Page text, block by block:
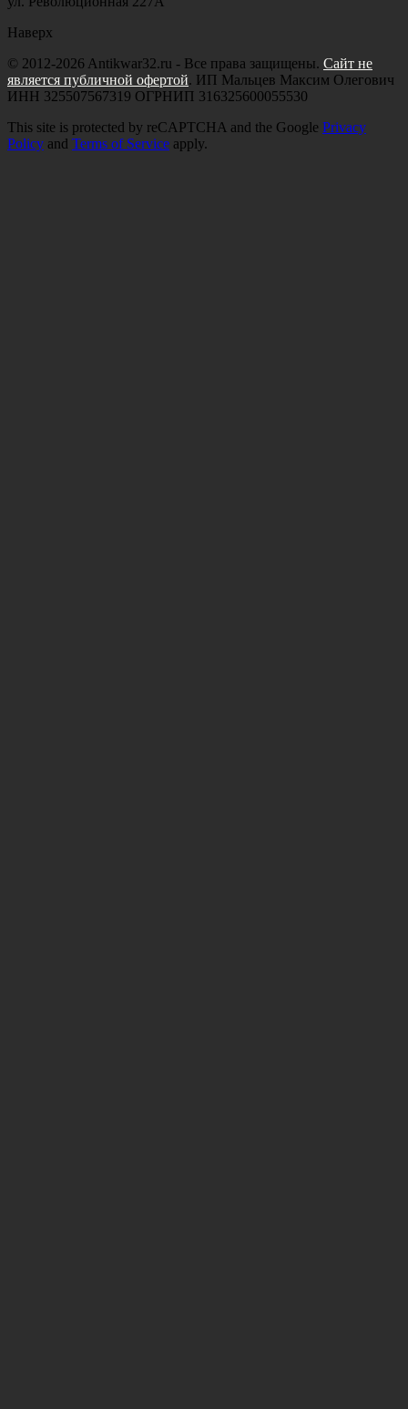
Наверх
© 2012-2026 Antikwar32.ru - Все права защищены. Сайт не
является публичной офертой. ИП Мальцев Максим Олегович
ИНН 325507567319 ОГРНИП 316325600055530
This site is protected by reCAPTCHA and the Google Privacy
Policy and Terms of Service apply.